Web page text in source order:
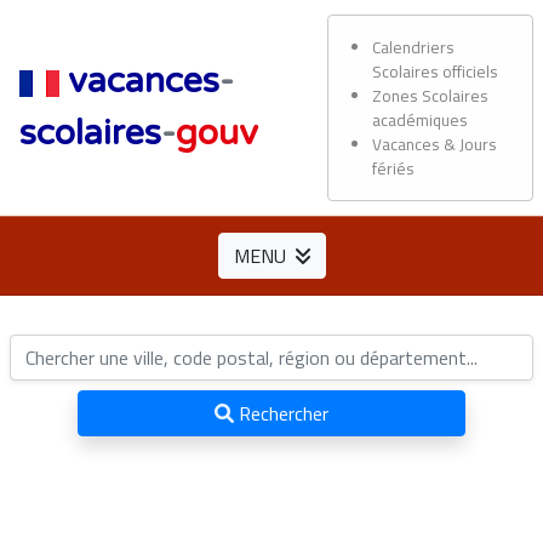
vacances-
scolaires-gouv
Calendriers
Scolaires officiels
Zones Scolaires
académiques
Vacances & Jours
fériés
MENU
Rechercher